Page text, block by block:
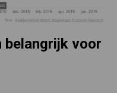
belangrijk voor